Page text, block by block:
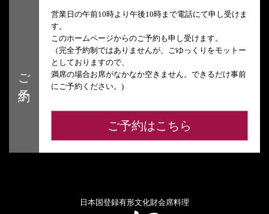
ご予約
営業日の午前10時より午後10時まで電話にて申し受けま
す。
このホームページからのご予約も申し受けます。
（完全予約制ではありませんが、ごゆっくりをモットー
としておりますので、
満席の場合お席がなかなか空きません。できるだけ事前
にご予約ください。)
ご予約はこちら
日本国登録有形文化財会席料理